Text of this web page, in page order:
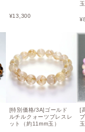
¥13,300
[特別価格/3A]ゴールド
ルチルクォーツブレスレ
ット（約11mm玉）
¥
[